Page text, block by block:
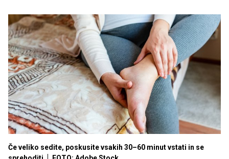
Če veliko sedite, poskusite vsakih 30–60 minut vstati in se